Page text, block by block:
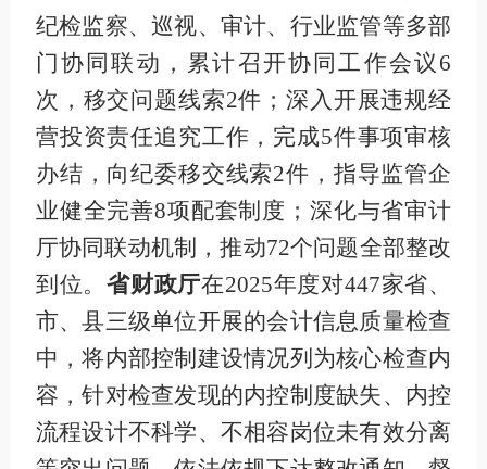
纪检监察、巡视、审计、行业监管等多部
门协同联动，累计召开协同工作会议 6
次，移交问题线索2件；深入开展违规经
营投资责任追究工作，完成5件事项审核
办结，向纪委移交线索2件，指导监管企
业健全完善8项配套制度；深化与省审计
厅协同联动机制，推动72个问题全部整改
到位。省财政厅在2025年度对447家省、
市、县三级单位开展的会计信息质量检查
中，将内部控制建设情况列为核心检查内
容，针对检查发现的内控制度缺失、内控
流程设计不科学、不相容岗位未有效分离